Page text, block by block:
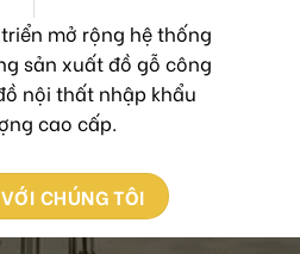
mở rộng hệ thống
sản xuất đồ gỗ công
nội thất nhập khẩu
cao cấp.
CHÚNG TÔI